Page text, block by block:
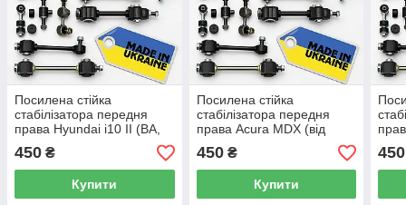
Посилена стійка
стабілізатора передня
права Hyundai i10 II (BA,
IA) (від 2013 р.в) -
548400X500, (104R)
450 ₴
Купити
Посилена стійка
стабілізатора передня
права Acura MDX (від
2014 р.в) - CLHO84R,
(241R)
450₴
Купити
450